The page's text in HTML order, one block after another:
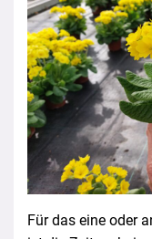
Für das eine oder